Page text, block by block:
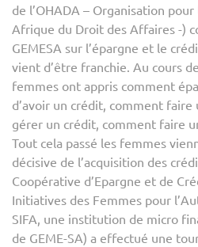
de l’OHADA – Organisation
Afrique du Droit des Affaires -)
GEMESA sur l’épargne et le
vient d’être franchie. Au cours
femmes ont appris comment
d’avoir un crédit, comment
gérer un crédit, comment faire
Tout cela passé les femmes
décisive de l’acquisition des
Coopérative d’Epargne et de
Initiatives des Femmes pour
SIFA, une institution de micro
de GEME-SA) a effectué une